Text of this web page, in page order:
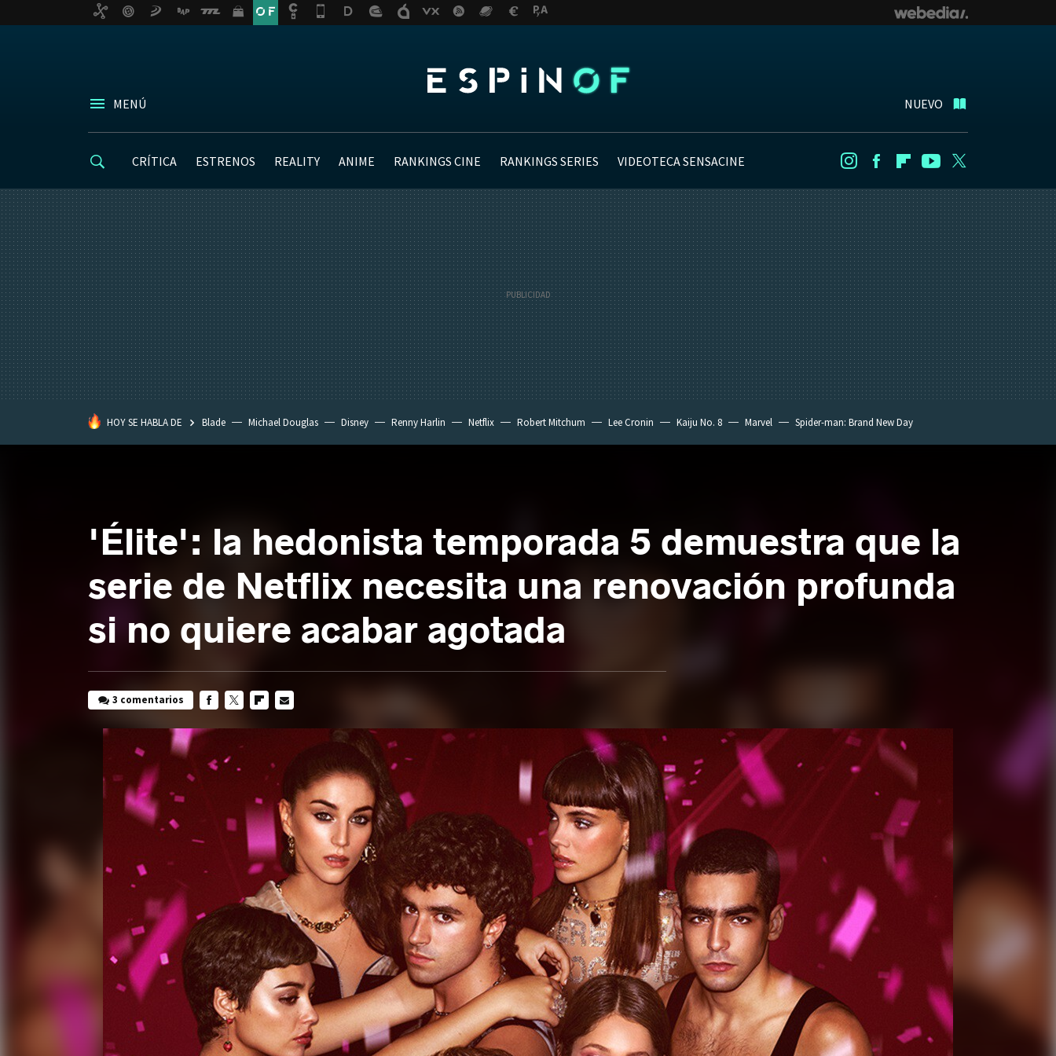
MENÚ NUEVO
CRÍTICA ESTRENOS REALITY ANIME RANKINGS CINE RANKINGS SERIES VIDEOTECA SENSACINE InstagramFacebookFlipboard
Youtube
HOY SE HABLA DE Blade Michael Douglas Disney Renny Harlin Netflix Robert Mitchum Lee Cronin Kaiju No. 8 Marvel Spider-man: Brand New Day
'Élite': la hedonista temporada 5 demuestra que la
serie de Netflix necesita una renovación profunda
si no quiere acabar agotada
3 comentarios